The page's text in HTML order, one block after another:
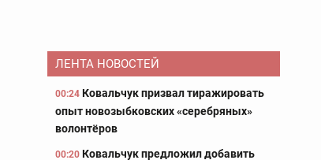
ЛЕНТА НОВОСТЕЙ
00:24 Ковальчук призвал тиражировать
опыт новозыбковских «серебряных»
волонтёров
00:20 Ковальчук предложил добавить